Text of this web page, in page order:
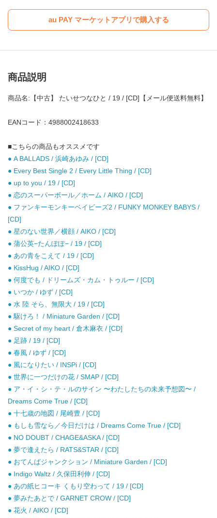
au PAY マーケットアプリで購入する
商品説明
商品名:【中古】 たいせつなひと / 19 / [CD]【メール便送料無料】
EANコード：4988002418633
■こちらの商品もオススメです
● A BALLADS / 浜崎あゆみ / [CD]
● Every Best Single 2 / Every Little Thing / [CD]
● up to you / 19 / [CD]
● 恋のスーパーボール／ホーム / AIKO / [CD]
● ファンキーモンキーベイビーズ2 / FUNKY MONKEY BABYS /
[CD]
● 星のない世界／横顔 / AIKO / [CD]
● 蒲公英−たんぽぽ− / 19 / [CD]
● あの青をこえて / 19 / [CD]
● KissHug / AIKO / [CD]
● 何度でも / ドリームズ・カム・トゥルー / [CD]
● いつか / ゆず / [CD]
● 水 陸 そら、無限大 / 19 / [CD]
● 駆けろ！ / Miniature Garden / [CD]
● Secret of my heart / 倉木麻衣 / [CD]
● 足跡 / 19 / [CD]
● 春風 / ゆず / [CD]
● 風になりたい / INSPi / [CD]
● 世界に一つだけの花 / SMAP / [CD]
● ア・イ・シ・テ・ルのサイン 〜わたしたちの未来予想図〜 /
Dreams Come True / [CD]
● 十七歳の地図 / 尾崎豊 / [CD]
● もしも雪なら／今日だけは / Dreams Come True / [CD]
● NO DOUBT / CHAGE&ASKA / [CD]
● 夢で逢えたら / RATS&STAR / [CD]
● おてんばジャンクション / Miniature Garden / [CD]
● Indigo Waltz / 久保田利伸 / [CD]
● あの紙ヒコーキ くもり空わって / 19 / [CD]
● 夢みたあとで / GARNET CROW / [CD]
● 花火 / AIKO / [CD]